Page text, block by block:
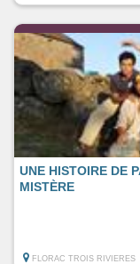
UNE HISTOIRE DE
MISTÈRE
FLORAC TROIS RIVIERES